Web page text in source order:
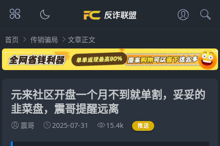
首页 传销骗局 文章正文
元来社区开盘一个月不到就单割，妥妥的
韭菜盘，震哥提醒远离
震哥 2025-07-31 15.4k 推送